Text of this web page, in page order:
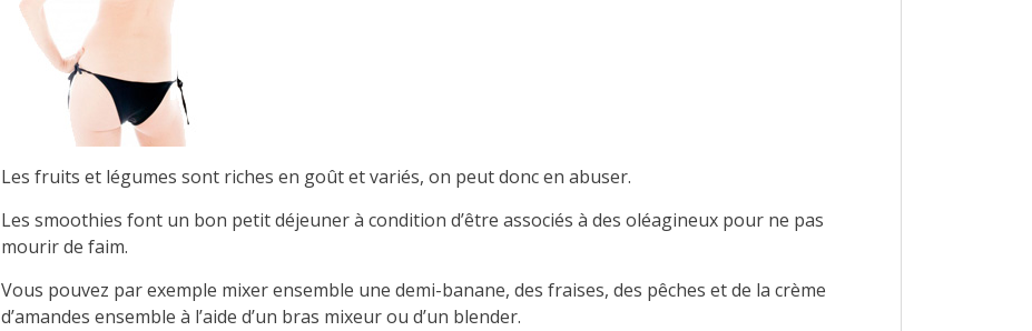
Les fruits et légumes sont riches en goût et variés, on peut donc en abuser.
Les smoothies font un bon petit déjeuner à condition d’être associés à des oléagineux pour ne pas
mourir de faim.
Vous pouvez par exemple mixer ensemble une demi-banane, des fraises, des pêches et de la crème
d’amandes ensemble à l’aide d’un bras mixeur ou d’un blender.